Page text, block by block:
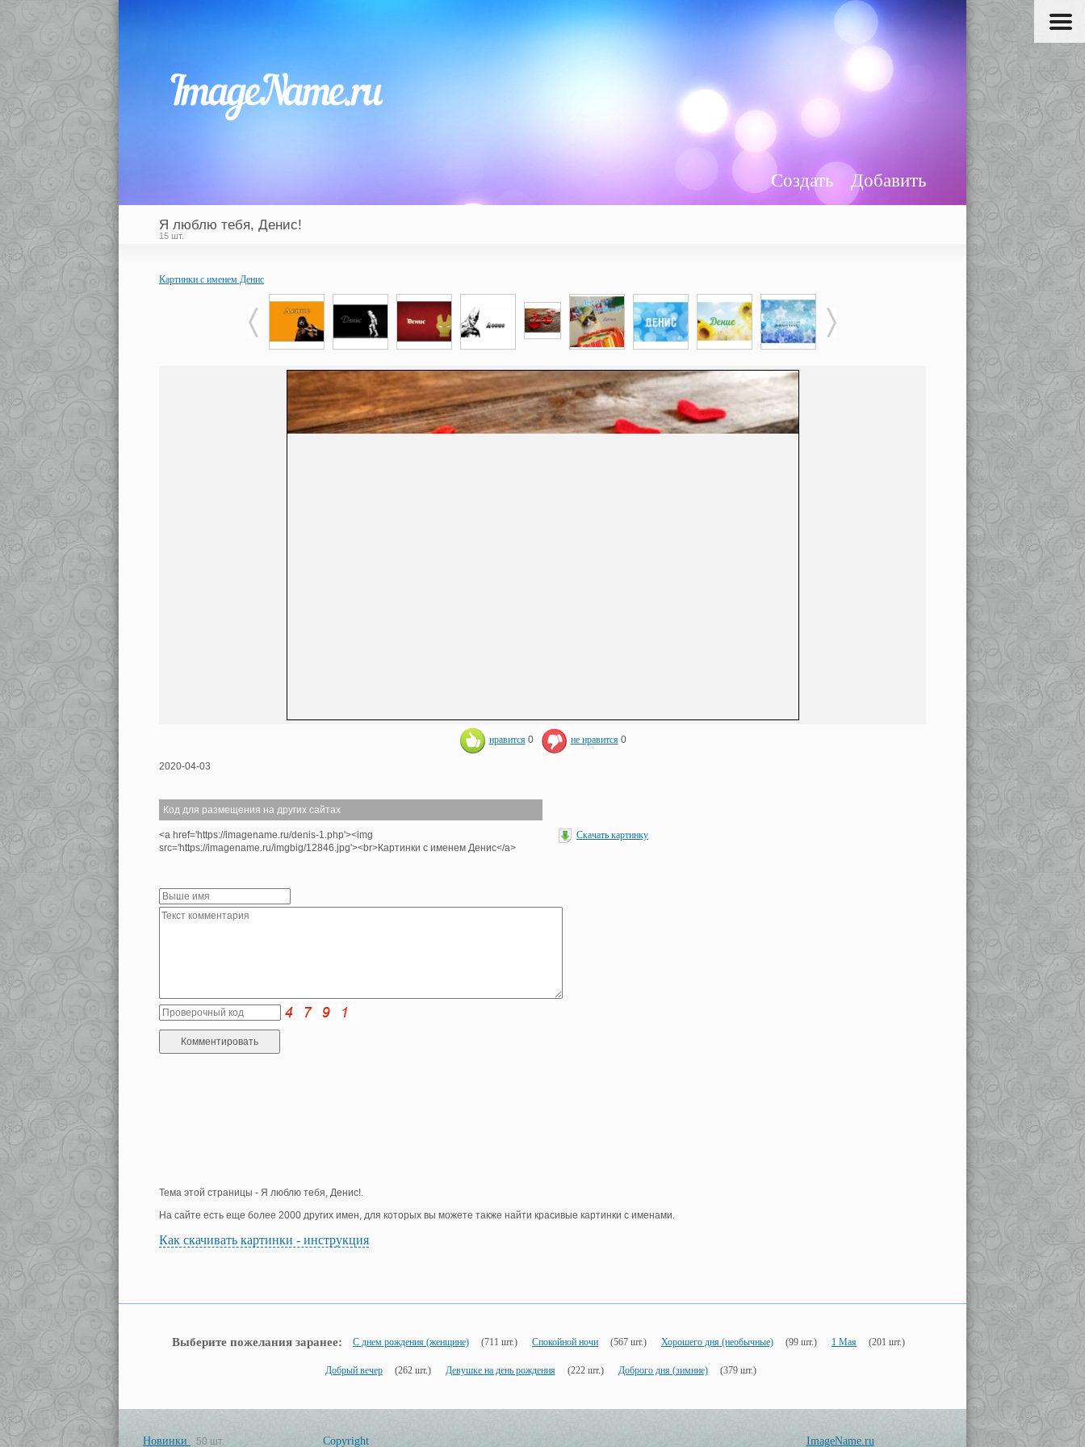
Добавить
Создать
Я люблю тебя, Денис!
15 шт.
Картинки с именем Денис
нравится 0 не нравится 0
2020-04-03
Код для размещения на других сайтах
<a href='https://imagename.ru/denis-1.php'><img
src='https://imagename.ru/imgbig/12846.jpg'><br>Картинки с именем Денис</a>
Скачать картинку
Тема этой страницы - Я люблю тебя, Денис!.
На сайте есть еще более 2000 других имен, для которых вы можете также найти красивые картинки с именами.
Как скачивать картинки - инструкция
Выберите пожелания заранее: С днем рождения (женщине) (711 шт.) Спокойной ночи (567 шт.) Хорошего дня (необычные) (99 шт.) 1 Мая (201 шт.)
Добрый вечер (262 шт.) Девушке на день рождения (222 шт.) Доброго дня (зимние) (379 шт.)
Новинки 50 шт. Copyright ImageName.ru